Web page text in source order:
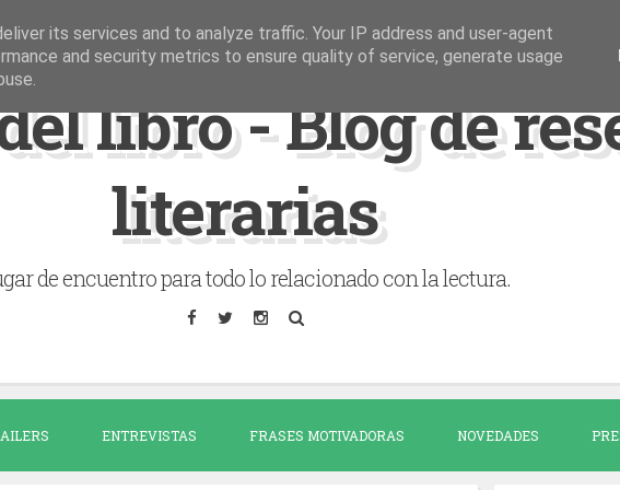
libro - Blog de
literarias
de encuentro para todo lo relacionado con la lectura.
ENTREVISTAS FRASES MOTIVADORAS NOVEDADES
its services and to analyze traffic. Your IP address and user-agent
and security metrics to ensure quality of service, generate usage